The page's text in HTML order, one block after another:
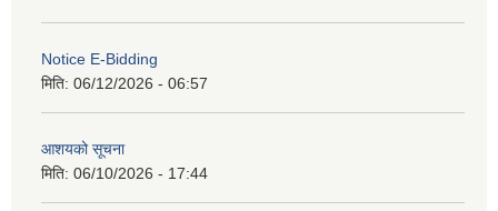
Notice E-Bidding
मिति: 06/12/2026 - 06:57
आशयको सूचना
मिति: 06/10/2026 - 17:44